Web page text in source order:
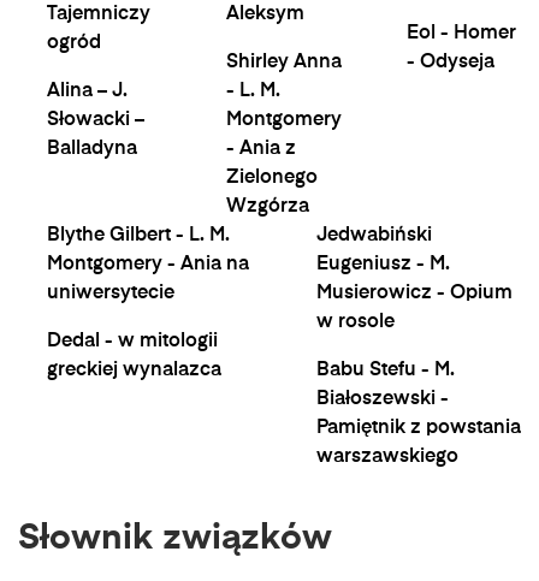
Tajemniczy
ogród
Alina – J.
Słowacki –
Balladyna
Aleksym
Shirley Anna
- L. M.
Montgomery
- Ania z
Zielonego
Wzgórza
Eol - Homer
- Odyseja
Blythe Gilbert - L. M.
Montgomery - Ania na
uniwersytecie
Dedal - w mitologii
greckiej wynalazca
Jedwabiński
Eugeniusz - M.
Musierowicz - Opium
w rosole
Babu Stefu - M.
Białoszewski -
Pamiętnik z powstania
warszawskiego
Słownik związków